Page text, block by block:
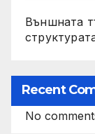
Външната
Recent
No